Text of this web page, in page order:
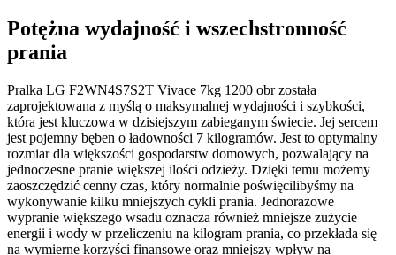
Potężna wydajność i wszechstronność
prania
Pralka LG F2WN4S7S2T Vivace 7kg 1200 obr została
zaprojektowana z myślą o maksymalnej wydajności i szybkości,
która jest kluczowa w dzisiejszym zabieganym świecie. Jej sercem
jest pojemny bęben o ładowności 7 kilogramów. Jest to optymalny
rozmiar dla większości gospodarstw domowych, pozwalający na
jednoczesne pranie większej ilości odzieży. Dzięki temu możemy
zaoszczędzić cenny czas, który normalnie poświęcilibyśmy na
wykonywanie kilku mniejszych cykli prania. Jednorazowe
wypranie większego wsadu oznacza również mniejsze zużycie
energii i wody w przeliczeniu na kilogram prania, co przekłada się
na wymierne korzyści finansowe oraz mniejszy wpływ na